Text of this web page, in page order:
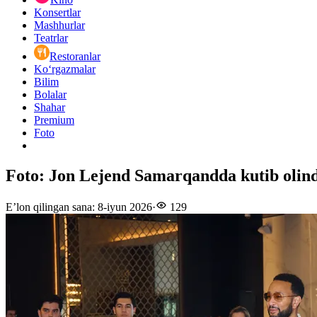
Konsertlar
Mashhurlar
Teatrlar
Restoranlar
Ko‘rgazmalar
Bilim
Bolalar
Shahar
Premium
Foto
Foto: Jon Lejend Samarqandda kutib
E’lon qilingan sana: 8-iyun 2026· 129